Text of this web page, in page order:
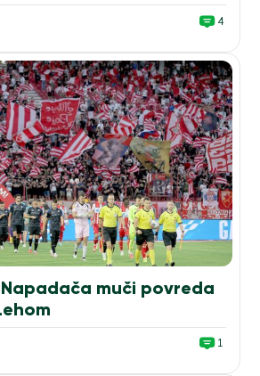
4
Napadača muči povreda
1